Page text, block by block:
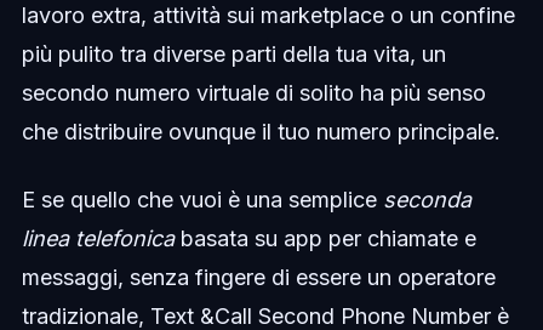
lavoro extra, attività sui marketplace o un confine
più pulito tra diverse parti della tua vita, un
secondo numero virtuale di solito ha più senso
che distribuire ovunque il tuo numero principale.
E se quello che vuoi è una semplice seconda
linea telefonicabasata su app per chiamate e
messaggi, senza fingere di essere un operatore
tradizionale, Text &Call Second Phone Number è